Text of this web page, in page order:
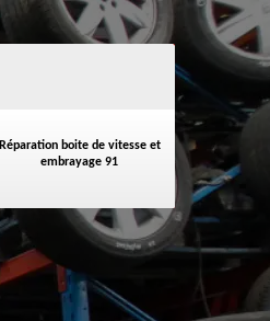
Réparation boite de vitesse et
embrayage 91